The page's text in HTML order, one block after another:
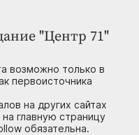
"Центр 71"
возможно только в
первоисточника
на других сайтах
главную страницу
обязательна.